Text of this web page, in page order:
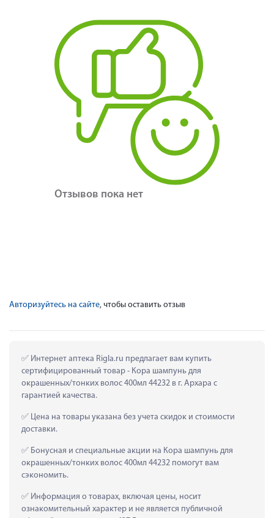
Отзывов пока нет
Авторизуйтесь на сайте, чтобы оставить отзыв
Интернет аптека Rigla.ru предлагает вам купить
сертифицированный товар - Кора шампунь для
окрашенных/тонких волос 400мл 44232 в г. Архара с
гарантией качества.
Цена на товары указана без учета скидок и стоимости
доставки.
Бонусная и специальные акции на Кора шампунь для
окрашенных/тонких волос 400мл 44232 помогут вам
сэкономить.
Информация о товарах, включая цены, носит
ознакомительный характер и не является публичной